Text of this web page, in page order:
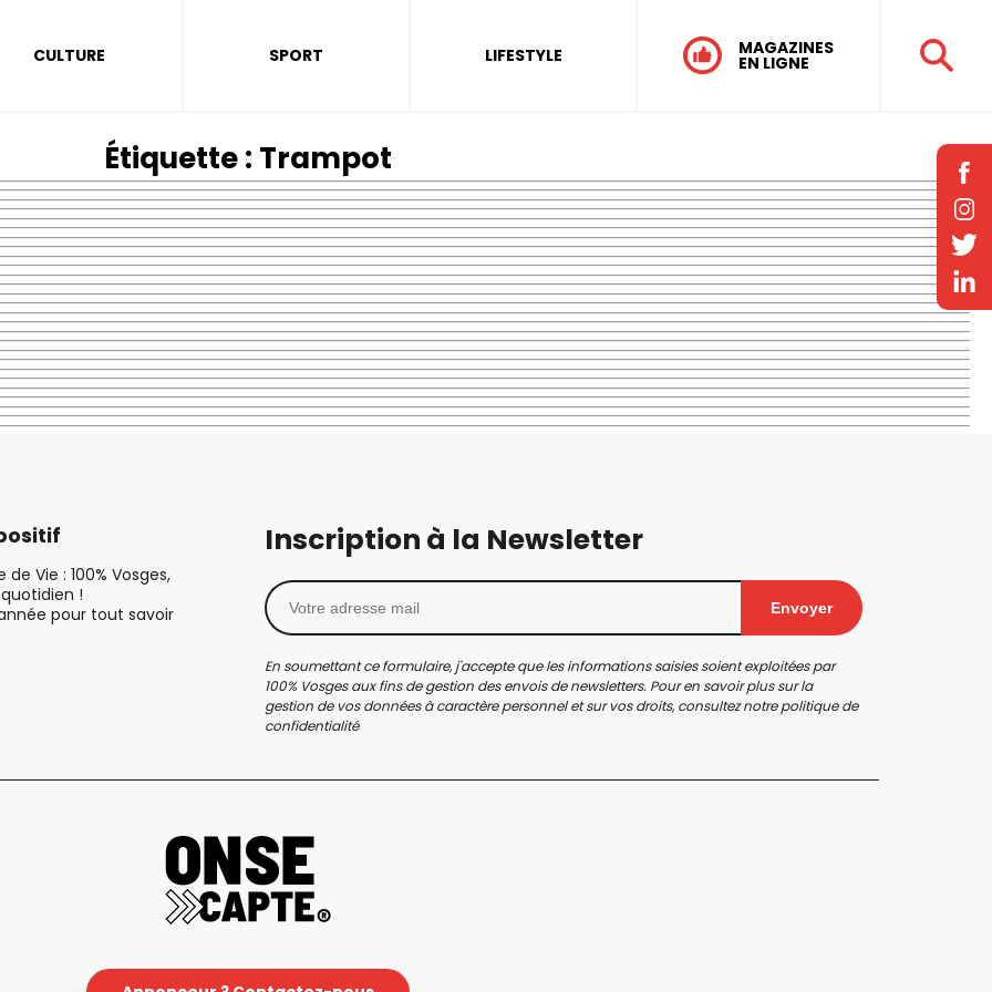
CULTURE SPORT LIFESTYLE MAGAZINES
EN LIGNE
Étiquette : Trampot
Vie : 100% Vosges,
!
pour tout savoir
Inscription à la Newsletter
Envoyer
En soumettant ce formulaire, j'accepte que les informations saisies soient exploitées par
100% Vosges aux fins de gestion des envois de newsletters. Pour en savoir plus sur la
gestion de vos données à caractère personnel et sur vos droits, consultez notrepolitique de
confidentialité